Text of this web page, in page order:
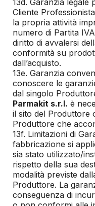
Cliente
la propria attività
numero di Partita
diritto di avvalersi
conformità su
dall’acquisto.
13e. Garanzia
conoscere le
dal singolo
Parmakit s.r.l. è
il sito del Produttore
Produttore che
13f. Limitazioni di
fabbricazione si
sia stato utilizzato/
rispetto della sua
modalità previste
Produttore. La
conseguenza di